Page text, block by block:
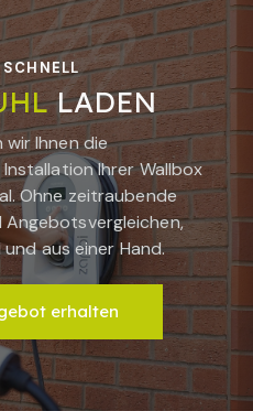
SCHNELL
LADEN
Ihnen die
Ihrer Wallbox
Ohne zeitraubende
Angebotsvergleichen,
aus einer Hand.
erhalten